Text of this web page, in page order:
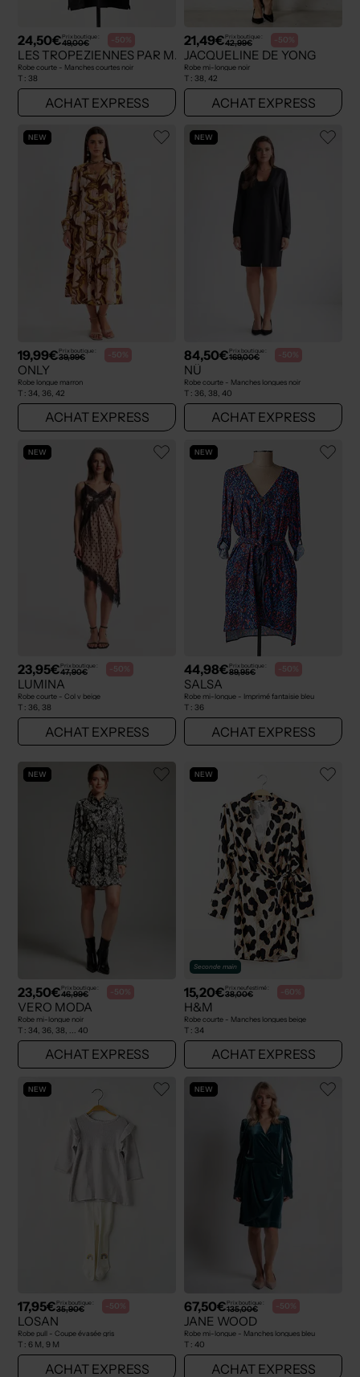
24,50€Prix boutique :
49,00€ -50%
LES TROPEZIENNES PAR M.BELARBI
Robe courte - Manches courtes noir
T : 38
ACHAT EXPRESS
21,49€Prix boutique :
42,99€ -50%
JACQUELINE DE YONG
Robe mi-longue noir
T : 38, 42
ACHAT EXPRESS
NEW
19,99€Prix boutique :
39,99€ -50%
ONLY
Robe longue marron
T : 34, 36, 42
ACHAT EXPRESS
NEW
84,50€Prix boutique :
169,00€ -50%
NÜ
Robe courte - Manches longues noir
T : 36, 38, 40
ACHAT EXPRESS
NEW
23,95€Prix boutique :
47,90€ -50%
LUMINA
Robe courte - Col v beige
T : 36, 38
ACHAT EXPRESS
NEW
44,98€Prix boutique :
89,95€ -50%
SALSA
Robe mi-longue - Imprimé fantaisie bleu
T : 36
ACHAT EXPRESS
NEW
23,50€Prix boutique :
46,99€ -50%
VERO MODA
Robe mi-longue noir
T : 34, 36, 38, ... 40
ACHAT EXPRESS
NEW
Seconde main
15,20€Prix neuf estimé :
38,00€ -60%
H&M
Robe courte - Manches longues beige
T : 34
ACHAT EXPRESS
NEW
17,95€Prix boutique :
35,90€ -50%
LOSAN
Robe pull - Coupe évasée gris
T : 6 M, 9 M
ACHAT EXPRESS
NEW
67,50€Prix boutique :
135,00€ -50%
JANE WOOD
Robe mi-longue - Manches longues bleu
T : 40
ACHAT EXPRESS